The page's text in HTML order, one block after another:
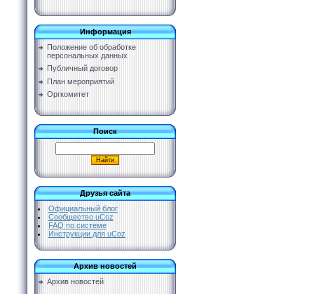
Информация
Положение об обработке
персональных данных
Публичный договор
План мероприятий
Оргкомитет
Поиск
Друзья сайта
Официальный блог
Сообщество uCoz
FAQ по системе
Инструкции для uCoz
Архив новостей
Архив новостей